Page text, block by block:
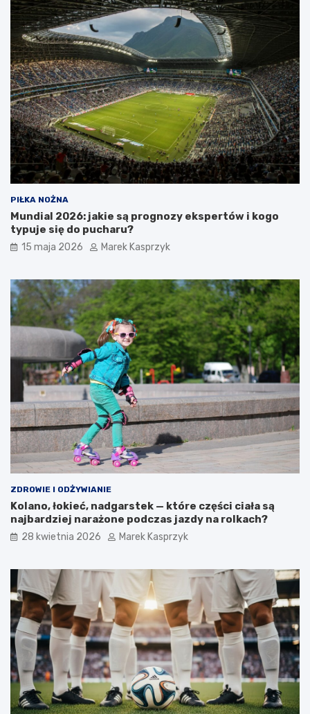
PIŁKA NOŻNA
Mundial 2026: jakie są prognozy ekspertów i kogo
typuje się do pucharu?
15 maja 2026 Marek Kasprzyk
ZDROWIE I ODŻYWIANIE
Kolano, łokieć, nadgarstek — które części ciała są
najbardziej narażone podczas jazdy na rolkach?
28 kwietnia 2026 Marek Kasprzyk